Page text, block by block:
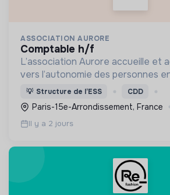
ASSOCIATION AURORE
comptable h/f
L’association Aurore accueille et
vers l’autonomie des personnes
précarité ou d’exclusion via
soins et l’insertion sociale et
💡 Structure de l’ESS CDD
Paris-15e-Arrondissement, France
Il y a 2 jours